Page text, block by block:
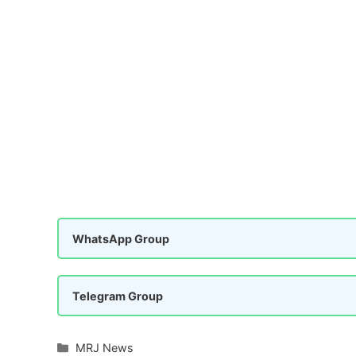
WhatsApp Group
Telegram Group
Categories
MRJ News